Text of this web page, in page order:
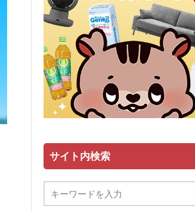
サイト内検索